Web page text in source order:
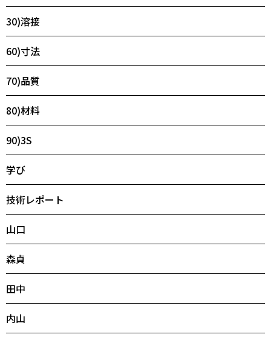
30)溶接
60)寸法
70)品質
80)材料
90)3S
学び
技術レポート
山口
森貞
田中
内山